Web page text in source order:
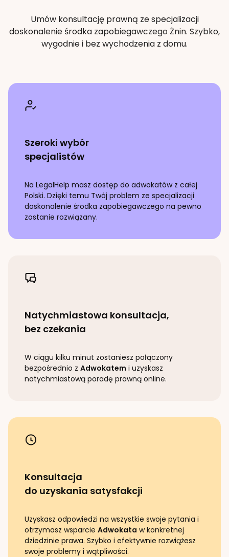
Umów konsultację prawną ze specjalizacji
doskonalenie środka zapobiegawczegoŻnin. Szybko,
wygodnie i bez wychodzenia z domu.
Szeroki wybór
specjalistów
Na LegalHelp masz dostęp do adwokatów z całej
Polski. Dzięki temu Twój problem ze specjalizacji
doskonalenie środka zapobiegawczego na pewno
zostanie rozwiązany.
Natychmiastowa konsultacja,
bez czekania
W ciągu kilku minut zostaniesz połączony
bezpośrednio z Adwokatem i uzyskasz
natychmiastową poradę prawną online.
Konsultacja
do uzyskania satysfakcji
Uzyskasz odpowiedzi na wszystkie swoje pytania i
otrzymasz wsparcie Adwokata w konkretnej
dziedzinie prawa. Szybko i efektywnie rozwiążesz
swoje problemy i wątpliwości.